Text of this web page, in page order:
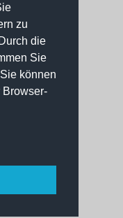
zu
die
Sie
können
Browser-